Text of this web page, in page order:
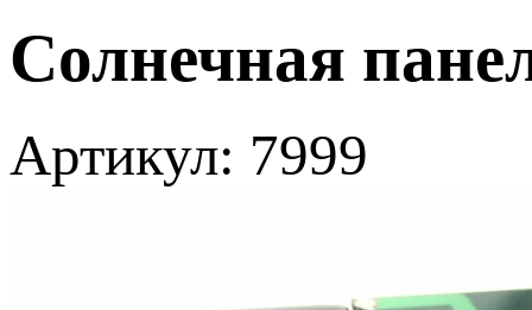
Солнечная
Артикул: 7999